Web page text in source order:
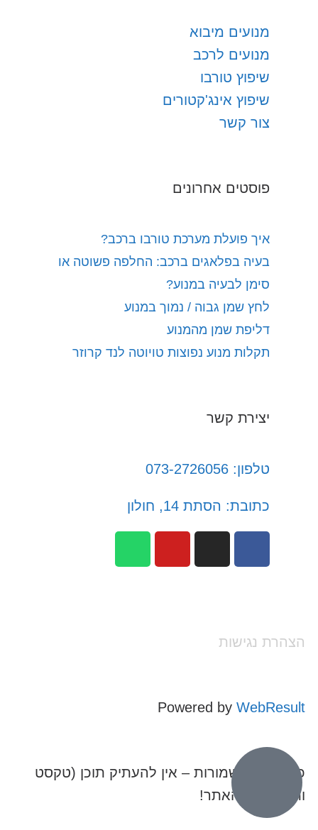
מנועים מיבוא
מנועים לרכב
שיפוץ טורבו
שיפוץ אינג'קטורים
צור קשר
פוסטים אחרונים
איך פועלת מערכת טורבו ברכב?
בעיה בפלאגים ברכב: החלפה פשוטה או
סימן לבעיה במנוע?
לחץ שמן גבוה / נמוך במנוע
דליפת שמן מהמנוע
תקלות מנוע נפוצות טויוטה לנד קרוזר
יצירת קשר
טלפון: 073-2726056
כתובת: הסתת 14, חולון
הצהרת נגישות
Powered byWebResult
כל הזכויות שמורות – אין להעתיק תוכן (טקסט
ותמונות) מהאתר!